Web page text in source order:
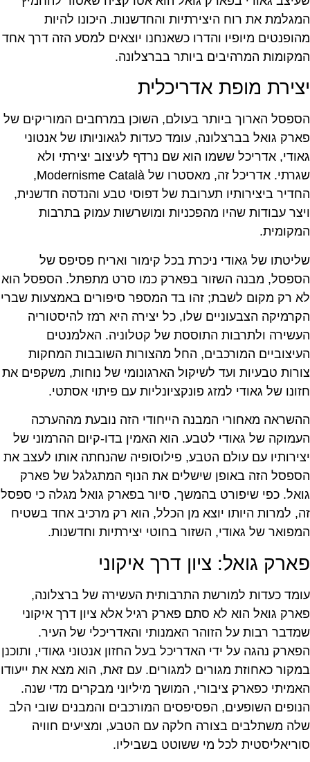
המגלמת את רוח היצירתיות והחדשנות. היכונו להיות
מהופנטים מיופיו והדרו כשאנחנו יוצאים למסע הזה דרך אחד
המקומות המרהיבים ביותר בברצלונה.
יצירת מופת אדריכלית
הספסל הארוך ביותר בעולם, השוכן במרחבים המוריקים של
פארק גואל בברצלונה, עומד כעדות לגאוניותו של אנטוני
גאודי, אדריכל ששמו הוא שם נרדף לעיצוב יצירתי ולא
שגרתי. אדריכל זה, מאסטרו של Modernisme Català,
החדיר ביצירותיו תערובת של דפוסי טבע והנדסה חדשנית,
ויצר עבודות שהיו מהפכניות ומושרשות עמוק בתרבות
המקומית.
שליטתו של גאודי ניכרת בכל קימור ואריח פסיפס של
הספסל, מבנה השזור בפארק כמו סרט מתפתל. הספסל הוא
לא רק מקום לשבת; זהו בד המספר סיפורים באמצעות שברי
הקרמיקה הצבעוניים שלו, כל יצירה היא רמז להיסטוריה
העשירה ולתרבות התוססת של קטלוניה. האלמנטים
העיצוביים המורכבים, החל מהצורות השובבות המחקות
צורות טבעיות ועד לשיקול הארגונומי של נוחות, משקפים את
חזונו של גאודי למזג פונקציונליות עם פיתוי אסתטי.
ההשראה מאחורי המבנה הייחודי הזה נובעת מההערכה
העמוקה של גאודי לטבע. הוא האמין בדו-קיום ההרמוני של
יצירותיו עם עולם הטבע, פילוסופיה שהנחתה אותו לעצב את
הספסל הזה באופן שישלים את הנוף המתגלגל של פארק
גואל. כפי שיפורט בהמשך, סיור בפארק גואל מגלה כי ספסל
זה, למרות היותו יוצא מן הכלל, הוא רק מרכיב אחד בשטיח
המפואר של גאודי, השזור בחוטי יצירתיות וחדשנות.
פארק גואל: ציון דרך איקוני
עומד כעדות למורשת התרבותית העשירה של ברצלונה,
פארק גואל הוא לא סתם פארק רגיל אלא ציון דרך איקוני
שמדבר רבות על הזוהר האמנותי והאדריכלי של העיר.
הפארק נהגה על ידי האדריכל בעל החזון אנטוני גאודי, ותוכנן
במקור כאחוזת מגורים למגורים. עם זאת, הוא מצא את ייעודו
האמיתי כפארק ציבורי, המושך מיליוני מבקרים מדי שנה.
הנופים השופעים, הפסיפסים המורכבים והמבנים שובי הלב
שלה משתלבים בצורה חלקה עם הטבע, ומציעים חוויה
סוריאליסטית לכל מי ששוטט בשביליו.